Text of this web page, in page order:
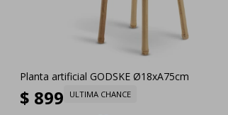
Planta artificial GODSKE Ø18xA75cm
$ 899 ULTIMA CHANCE